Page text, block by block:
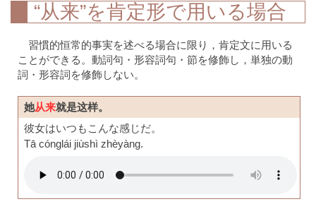
“从来”を肯定形で用いる場合
習慣的恒常的事実を述べる場合に限り，肯定文に用いる
ことができる。動詞句・形容詞句・節を修飾し，単独の動
詞・形容詞を修飾しない。
她从来就是这样。
彼女はいつもこんな感じだ。
Tā cónglái jiùshì zhèyàng.